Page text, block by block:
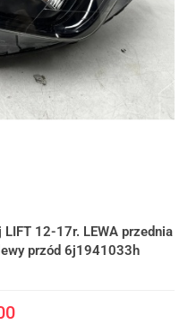
12-17r. LEWA przednia
przód 6j1941033h